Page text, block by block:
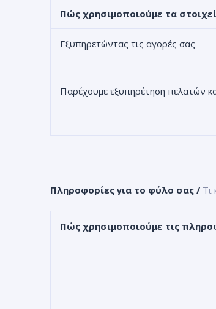
Πώς χρησιμοποιούμε τα
Εξυπηρετώντας τις αγορές σας
Παρέχουμε εξυπηρέτηση πελατών
Πληροφορίες για το φύλο σας / Τι
Πώς χρησιμοποιούμε τις